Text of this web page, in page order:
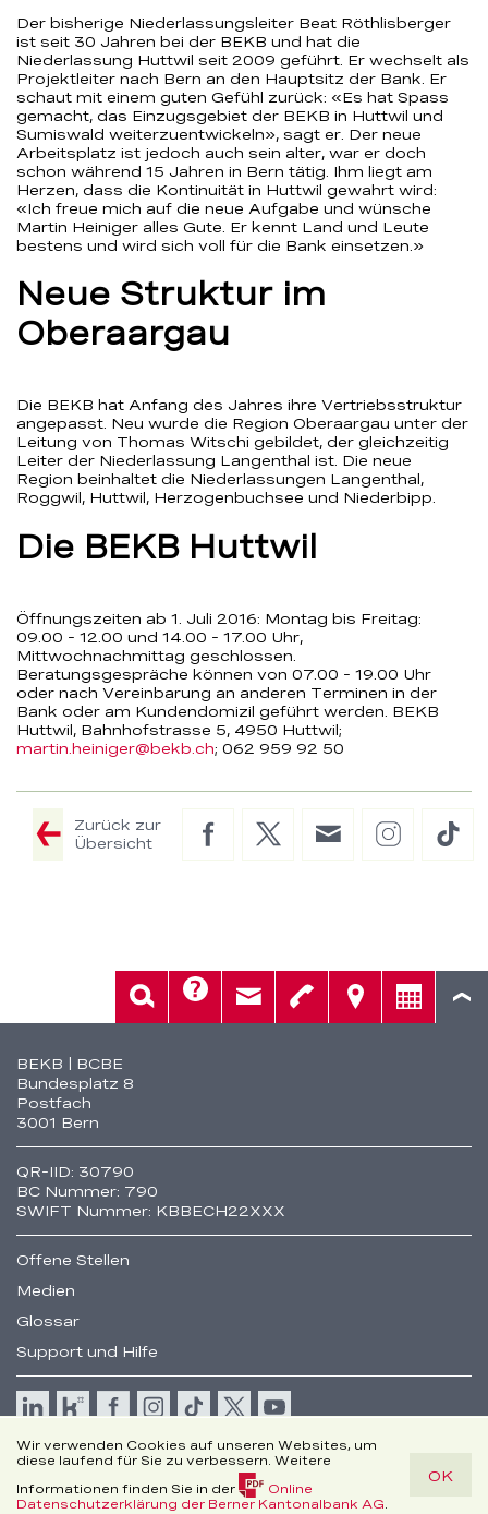
Cookie
Disclaimer
Wir verwenden Cookies auf unseren Websites, um
diese laufend für Sie zu verbessern. Weitere
Informationen finden Sie in der
Online
Datenschutzerklärung der Berner Kantonalbank AG.
OK
Der bisherige Niederlassungsleiter Beat Röthlisberger
ist seit 30 Jahren bei der BEKB und hat die
Niederlassung Huttwil seit 2009 geführt. Er wechselt als
Projektleiter nach Bern an den Hauptsitz der Bank. Er
schaut mit einem guten Gefühl zurück: «Es hat Spass
gemacht, das Einzugsgebiet der BEKB in Huttwil und
Sumiswald weiterzuentwickeln», sagt er. Der neue
Arbeitsplatz ist jedoch auch sein alter, war er doch
schon während 15 Jahren in Bern tätig. Ihm liegt am
Herzen, dass die Kontinuität in Huttwil gewahrt wird:
«Ich freue mich auf die neue Aufgabe und wünsche
Martin Heiniger alles Gute. Er kennt Land und Leute
bestens und wird sich voll für die Bank einsetzen.»
Neue Struktur im
Oberaargau
Die BEKB hat Anfang des Jahres ihre Vertriebsstruktur
angepasst. Neu wurde die Region Oberaargau unter der
Leitung von Thomas Witschi gebildet, der gleichzeitig
Leiter der Niederlassung Langenthal ist. Die neue
Region beinhaltet die Niederlassungen Langenthal,
Roggwil, Huttwil, Herzogenbuchsee und Niederbipp.
Die BEKB Huttwil
Öffnungszeiten ab 1. Juli 2016: Montag bis Freitag:
09.00 - 12.00 und 14.00 - 17.00 Uhr,
Mittwochnachmittag geschlossen.
Beratungsgespräche können von 07.00 - 19.00 Uhr
oder nach Vereinbarung an anderen Terminen in der
Bank oder am Kundendomizil geführt werden. BEKB
Huttwil, Bahnhofstrasse 5, 4950 Huttwil;
martin.heiniger@bekb.ch; 062 959 92 50
Zurück zur
Übersicht
FacebookTwitter
E-
Instagram
Fusszeile
BEKB | BCBE
Bundesplatz 8
Postfach
3001 Bern
QR-IID: 30790
BC Nummer: 790
SWIFT Nummer: KBBECH22XXX
Offene Stellen
Medien
Glossar
Support und Hilfe
© Berner Kantonalbank AG
Rechtliche Hinweise